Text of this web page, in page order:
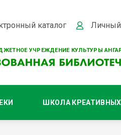
УЧРЕЖДЕНИЕ КУЛЬТУРЫ
каталог Личный
ШКОЛА